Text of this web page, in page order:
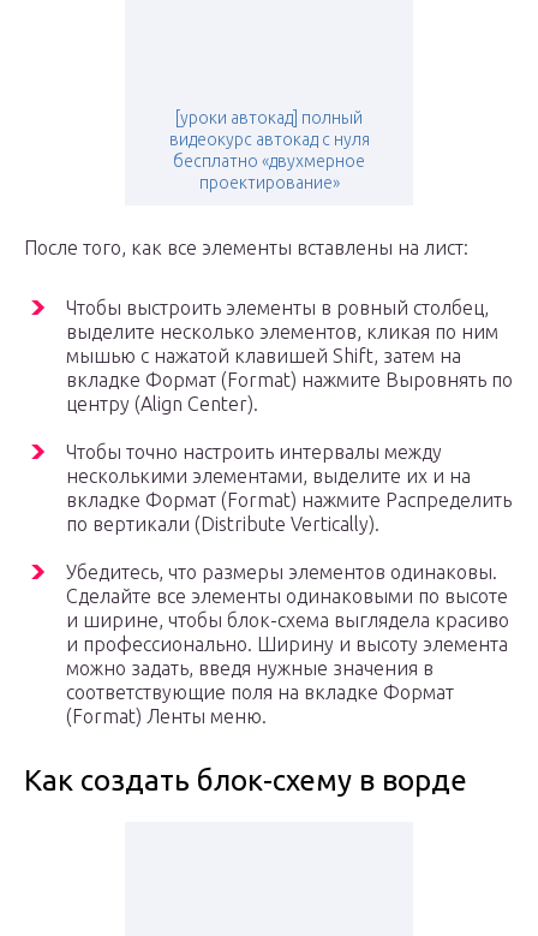
[уроки автокад] полный
видеокурс автокад с нуля
бесплатно «двухмерное
проектирование»
После того, как все элементы вставлены на лист:
Чтобы выстроить элементы в ровный столбец,
выделите несколько элементов, кликая по ним
мышью с нажатой клавишей Shift, затем на
вкладке Формат (Format) нажмите Выровнять по
центру (Align Center).
Чтобы точно настроить интервалы между
несколькими элементами, выделите их и на
вкладке Формат (Format) нажмите Распределить
по вертикали (Distribute Vertically).
Убедитесь, что размеры элементов одинаковы.
Сделайте все элементы одинаковыми по высоте
и ширине, чтобы блок-схема выглядела красиво
и профессионально. Ширину и высоту элемента
можно задать, введя нужные значения в
соответствующие поля на вкладке Формат
(Format) Ленты меню.
Как создать блок-схему в ворде